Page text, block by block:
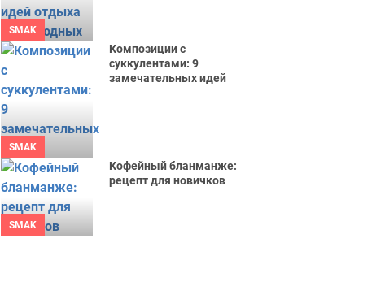
SMAK
SMAK
Композиции с
суккулентами: 9
замечательных идей
SMAK
Кофейный бланманже:
рецепт для новичков